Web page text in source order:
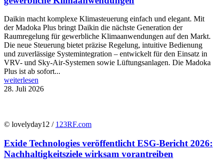
Daikin macht komplexe Klimasteuerung einfach und elegant. Mit
der Madoka Plus bringt Daikin die nächste Generation der
Raumregelung für gewerbliche Klimaanwendungen auf den Markt.
Die neue Steuerung bietet präzise Regelung, intuitive Bedienung
und zuverlässige Systemintegration – entwickelt für den Einsatz in
VRV- und Sky-Air-Systemen sowie Lüftungsanlagen. Die Madoka
Plus ist ab sofort...
weiterlesen
28. Juli 2026
© lovelyday12 / 123RF.com
Exide Technologies veröffentlicht ESG-Bericht 2026:
Nachhaltigkeitsziele wirksam vorantreiben